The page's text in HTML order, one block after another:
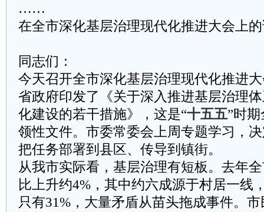
……
在全市深化基层治理现代化推进大会上
同志们：
今天召开全市深化基层治理现代化推进
省政府印发了《关于深入推进基层治理
化建设的若干措施》，这是“十五五”时
领性文件。市委常委会上周专题学习，
把任务部署到县区、传导到镇街。
从我市实际看，基层治理有短板。去年
比上升约4%，其中约六成源于村居一线
只有31%，大量矛盾从苗头拖成事件。